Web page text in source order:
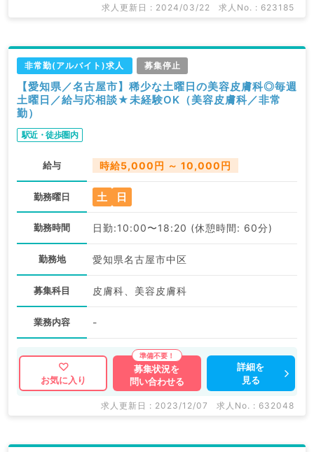
求人更新日 : 2024/03/22 求人No. : 623185
非常勤(アルバイト)求人 募集停止
【愛知県／名古屋市】稀少な土曜日の美容皮膚科◎毎週
土曜日／給与応相談★未経験OK（美容皮膚科／非常
勤）
駅近・徒歩圏内
給与 時給5,000円 ～ 10,000円
勤務曜日 土 日
勤務時間 日勤:10:00〜18:20 (休憩時間: 60分)
勤務地 愛知県名古屋市中区
募集科目 皮膚科、美容皮膚科
業務内容 -
お気に入り
募集状況を
問い合わせる
詳細を
見る
求人更新日 : 2023/12/07 求人No. : 632048